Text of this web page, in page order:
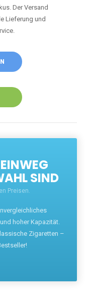
Der Versand
Lieferung und
SIND
Preisen.
hoher Kapazität.
Zigaretten –